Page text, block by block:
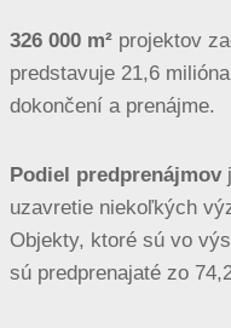
326 000 m² projektov
predstavuje 21,6
dokončení a prenájme.
Podiel predprenájmov
uzavretie niekoľkých
Objekty, ktoré sú vo
sú predprenajaté zo